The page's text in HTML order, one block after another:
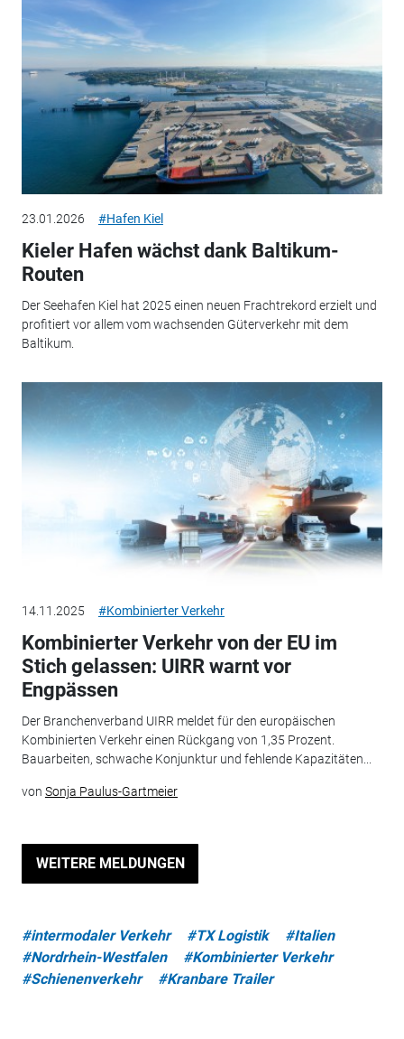
23.01.2026 #Hafen Kiel
Kieler Hafen wächst dank Baltikum-
Routen
Der Seehafen Kiel hat 2025 einen neuen Frachtrekord erzielt und
profitiert vor allem vom wachsenden Güterverkehr mit dem
Baltikum.
14.11.2025 #Kombinierter Verkehr
Kombinierter Verkehr von der EU im
Stich gelassen: UIRR warnt vor
Engpässen
Der Branchenverband UIRR meldet für den europäischen
Kombinierten Verkehr einen Rückgang von 1,35 Prozent.
Bauarbeiten, schwache Konjunktur und fehlende Kapazitäten...
von Sonja Paulus-Gartmeier
WEITERE MELDUNGEN
#intermodaler Verkehr #TX Logistik
#Italien
#Nordrhein-Westfalen
#Kombinierter Verkehr
#Schienenverkehr
#Kranbare Trailer